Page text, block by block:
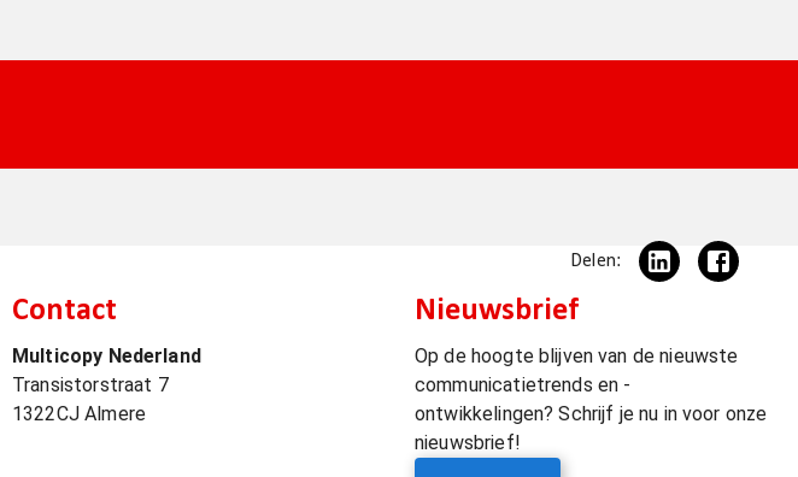
Delen:
Contact
Multicopy Nederland
Transistorstraat 7
1322CJ Almere
Nieuwsbrief
Op de hoogte blijven van de nieuwste
communicatietrends en -
ontwikkelingen? Schrijf je nu in voor onze
nieuwsbrief!